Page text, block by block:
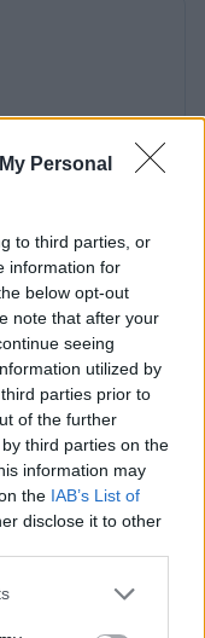
Personal
to third parties, or
information for
below opt-out
note that after your
seeing
utilized by
parties prior to
of the further
third parties on the
information may
the IAB’s List of
disclose it to other
or more Google